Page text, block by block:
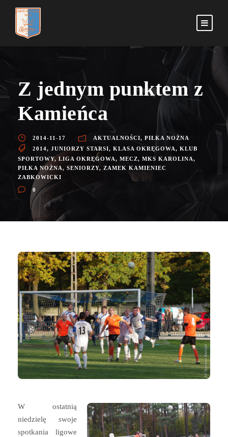
Z jednym punktem z
Kamieńca
2014-11-17 AKTUALNOŚCI, PIŁKA NOŻNA
2014, JUNIORZY STARSI, KLASA OKRĘGOWA, KLUB
SPORTOWY, LIGA OKRĘGOWA, MECZ, MKS KAROLINA,
PIŁKA NOŻNA, SENIORZY, ZAMEK KAMIENIEC
ZABKOWICKI
0
W ostatnią
niedzielę swoje
spotkania ligowe